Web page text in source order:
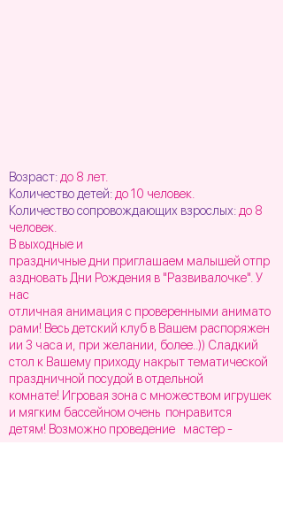
Возраст: до 8 лет.
Количество детей: до 10 человек.
Количество сопровождающих взрослых: до 8
человек.
В выходные и
праздничные дни приглашаем малышей отпр
аздновать Дни Рождения в "Развивалочке" . У
нас
отличная анимация с проверенными анимато
рами! Весь детский клуб в Вашем распоряжен
ии 3 часа и, при желании, более..)) Сладкий
стол к Вашему приходу накрыт тематической
праздничной посудой в отдельной
комнате! Игровая зона с множеством игрушек
и мягким бассейном очень понравится
детям! Возможно проведение мастер -